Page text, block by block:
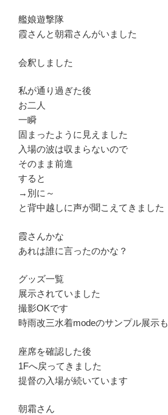
艦娘遊撃隊
霞さんと朝霜さんがいました
会釈しました
私が通り過ぎた後
お二人
一瞬
固まったように見えました
入場の波は収まらないので
そのまま前進
すると
→別に～
と背中越しに声が聞こえてきました
霞さんかな
あれは誰に言ったのかな？
グッズ一覧
展示されていました
撮影OKです
時雨改三水着modeのサンプル展示も
座席を確認した後
1Fへ戻ってきました
提督の入場が続いています
朝霜さん